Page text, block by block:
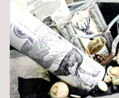
4 ПРОСТЫХ
ДО
ПОДАРКОВ